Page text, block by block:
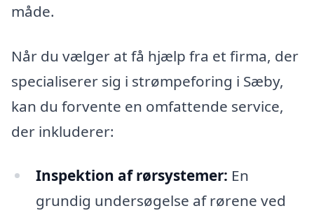
måde.
Når du vælger at få hjælp fra et firma, der
specialiserer sig i strømpeforing i Sæby,
kan du forvente en omfattende service,
der inkluderer:
Inspektion af rørsystemer: En
grundig undersøgelse af rørene ved